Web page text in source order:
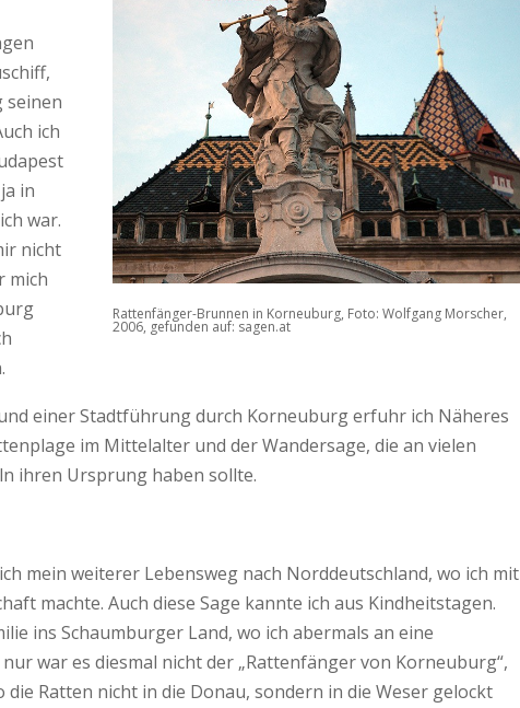
seinen
ich
in
war.
nicht
mich
Rattenfänger-Brunnen in Korneuburg, Foto: Wolfgang Morscher,
2006, gefunden auf: sagen.at
einer Stadtführung durch Korneuburg erfuhr ich Näheres
im Mittelalter und der Wandersage, die an vielen
ihren Ursprung haben sollte.
mein weiterer Lebensweg nach Norddeutschland, wo ich mit
machte. Auch diese Sage kannte ich aus Kindheitstagen.
ins Schaumburger Land, wo ich abermals an eine
war es diesmal nicht der „Rattenfänger von Korneuburg“,
Ratten nicht in die Donau, sondern in die Weser gelockt